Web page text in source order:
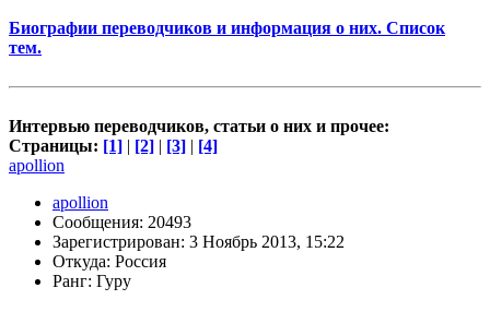
Биографии переводчиков и информация о них. Список
тем.
Интервью переводчиков, статьи о них и прочее:
Страницы: [1] | [2] | [3] | [4]
apollion
apollion
Сообщения: 20493
Зарегистрирован: 3 Ноябрь 2013, 15:22
Откуда: Россия
Ранг: Гуру